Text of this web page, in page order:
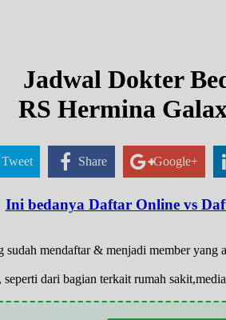
Jadwal Dokter
RS Hermina
Tweet Share Google+
Ini bedanya Daftar Online vs
sudah mendaftar & menjadi member yang
dari bagian terkait rumah